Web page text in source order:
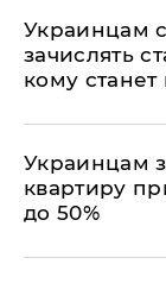
Украинцам
зачислять
кому
Украинцам
квартиру
до 50%